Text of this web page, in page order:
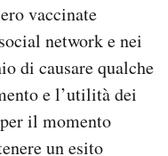
vaccinate
network e nei
di causare qualche
e l’utilità dei
il momento
un esito